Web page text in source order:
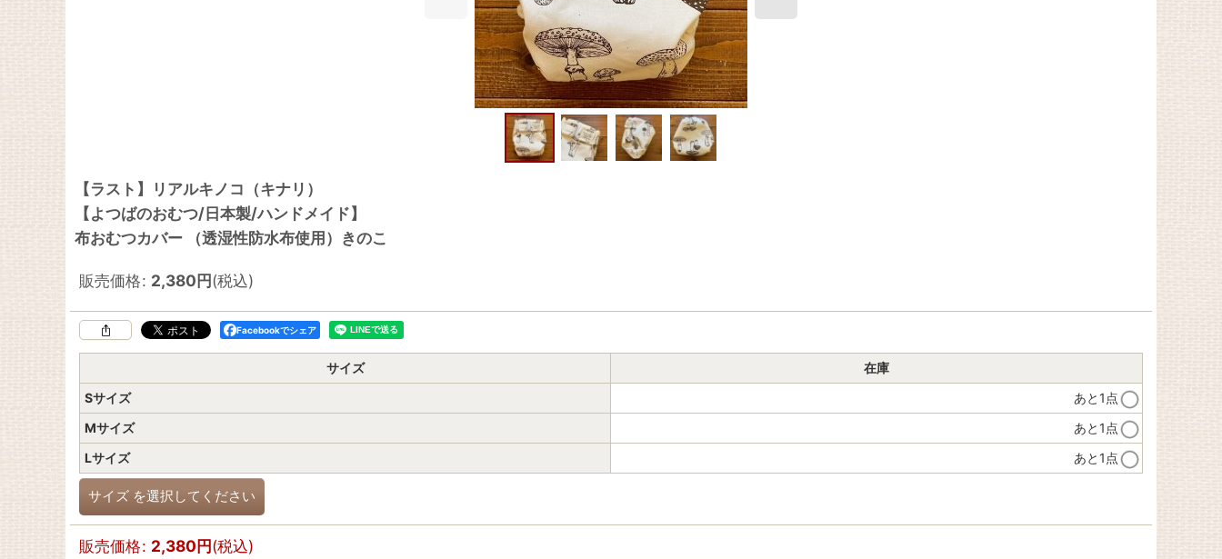
【ラスト】リアルキノコ（キナリ）
【よつばのおむつ/日本製/ハンドメイド】
布おむつカバー （透湿性防水布使用）きのこ
販売価格: 2,380円(税込)
Facebookでシェア
サイズ
在庫
Sサイズ
あと1点
Mサイズ
あと1点
Lサイズ
あと1点
サイズ を選択してください
販売価格: 2,380円(税込)